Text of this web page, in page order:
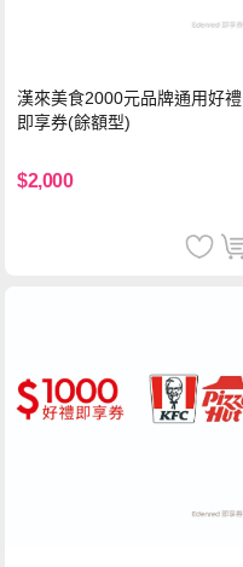
漢來美食2000元品牌通用好禮
即享券(餘額型)
$2,000